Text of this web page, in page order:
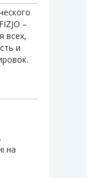
–
всех,
и
на